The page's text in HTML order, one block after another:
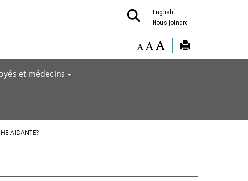
English
Nous joindre
et médecins
AIDANTE?